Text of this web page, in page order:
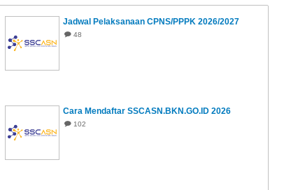
Jadwal Pelaksanaan CPNS/PPPK 2026/2027
48
Cara Mendaftar SSCASN.BKN.GO.ID 2026
102